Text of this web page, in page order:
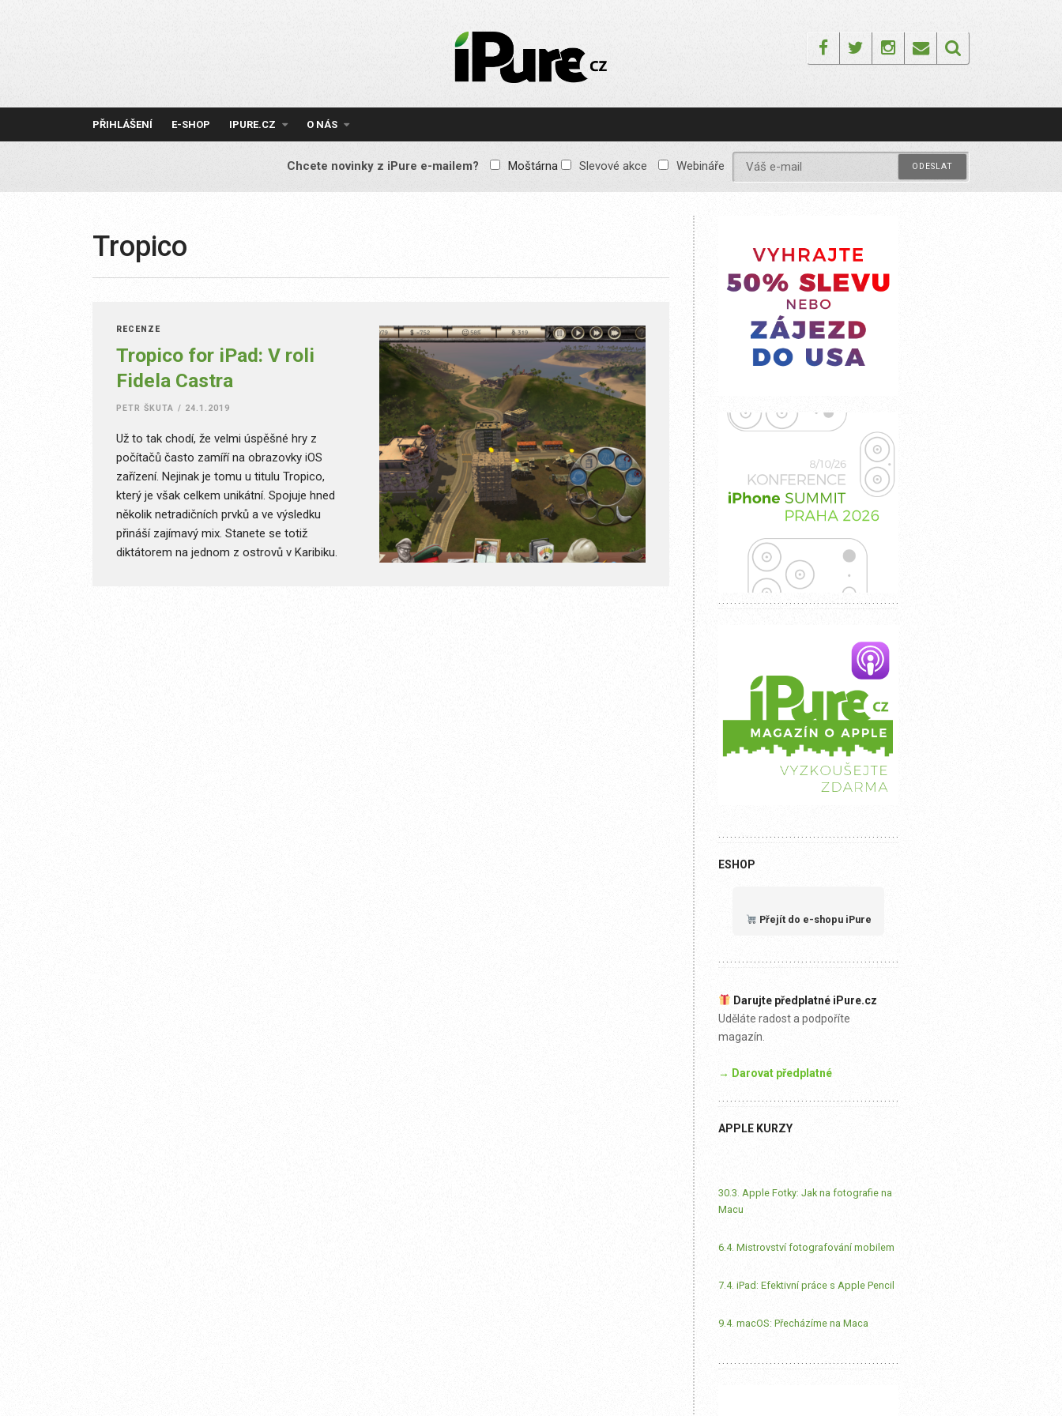
IPURE.CZ
Prémiový Apple e-
reklamy, žádné
obsah pro všechny
FacebookTwitterInstagram
Email
PŘIHLÁŠENÍ E-SHOP IPURE.CZ O NÁS
Chcete novinky z iPure e-mailem? Moštárna Slevové akce Webináře
Tropico
RECENZE
Tropico for iPad: V roli
Fidela Castra
PETR ŠKUTA / 24.1.2019
Už to tak chodí, že velmi úspěšné hry z
počítačů často zamíří na obrazovky iOS
zařízení. Nejinak je tomu u titulu Tropico,
který je však celkem unikátní. Spojuje hned
několik netradičních prvků a ve výsledku
přináší zajímavý mix. Stanete se totiž
diktátorem na jednom z ostrovů v Karibiku.
ESHOP
Přejít do e-shopu iPure
Darujte předplatné iPure.cz
Uděláte radost a podpoříte
magazín.
→ Darovat předplatné
APPLE KURZY
30.3. Apple Fotky: Jak na fotografie na
Macu
6.4. Mistrovství fotografování mobilem
7.4. iPad: Efektivní práce s Apple Pencil
9.4. macOS: Přecházíme na Maca